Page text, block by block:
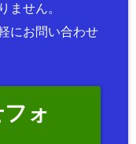
ません。
にお問い合わせ
ォ